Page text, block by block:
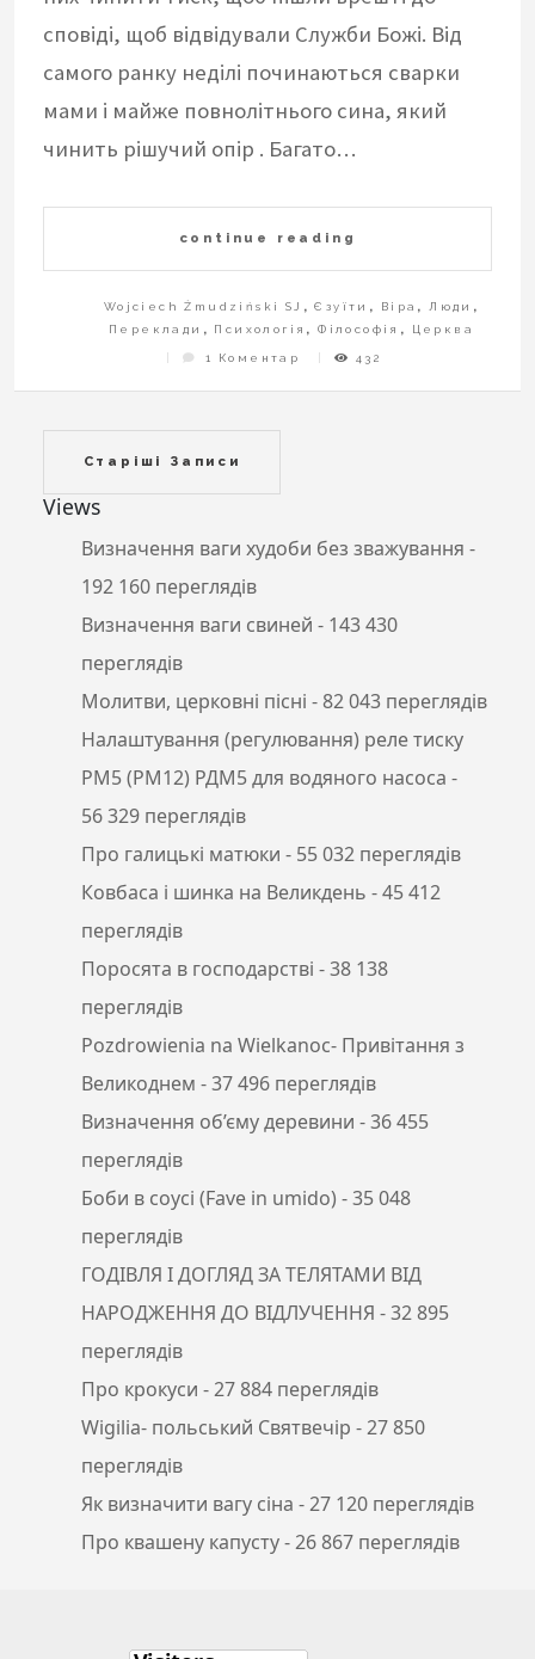
сповіді, щоб відвідували Служби Божі. Від
самого ранку неділі починаються сварки
мами і майже повнолітнього сина, який
чинить рішучий опір . Багато…
continue reading
Wojciech Żmudziński SJ ,Єзуїти , Віра , Люди ,
Переклади , Психологія ,Філософія , Церква
1 Коментар
До
Коли
Не
432
Навігація
записами
Старіші Записи
Views
Визначення ваги худоби без зважування -
192 160 переглядів
Визначення ваги свиней - 143 430
переглядів
Молитви, церковні пісні - 82 043 переглядів
Налаштування (регулювання) реле тиску
РМ5 (РМ12) РДМ5 для водяного насоса -
56 329 переглядів
Про галицькі матюки - 55 032 переглядів
Ковбаса і шинка на Великдень - 45 412
переглядів
Поросята в господарстві - 38 138
переглядів
Pozdrowienia na Wielkanoc- Привітання з
Великоднем - 37 496 переглядів
Визначення об’єму деревини - 36 455
переглядів
Боби в соусі (Fave in umido) - 35 048
переглядів
ГОДІВЛЯ І ДОГЛЯД ЗА ТЕЛЯТАМИ ВІД
НАРОДЖЕННЯ ДО ВІДЛУЧЕННЯ - 32 895
переглядів
Про крокуси - 27 884 переглядів
Wigilia- польський Святвечір - 27 850
переглядів
Як визначити вагу сіна - 27 120 переглядів
Про квашену капусту- 26 867 переглядів